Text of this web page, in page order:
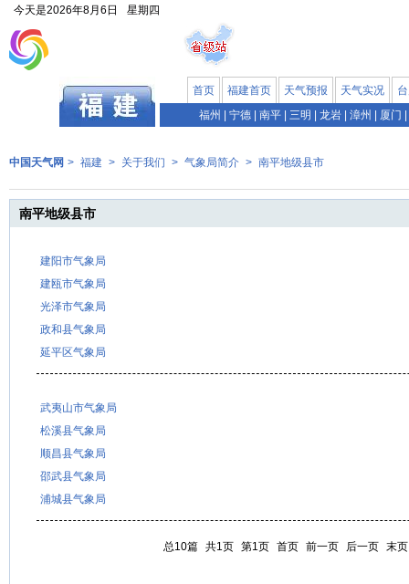
今天是2026年8月6日 星期四
首页 福建首页 天气预报 天气实况
福州
宁德 南平 三明 龙岩 漳州 厦门
中国天气网 > 福建 > 关于我们 > 气象局简介 > 南平地级县市
南平地级县市
建阳市气象局
建瓯市气象局
光泽市气象局
政和县气象局
延平区气象局
武夷山市气象局
松溪县气象局
顺昌县气象局
邵武县气象局
浦城县气象局
总10篇 共1页 第1页 首页 前一页 后一页 末页